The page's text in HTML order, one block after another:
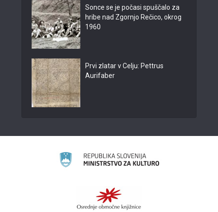
Sonce se je počasi spuščalo za
hribe nad Zgornjo Rečico, okrog
1960
Prvi zlatar v Celju: Pettrus
Aurifaber